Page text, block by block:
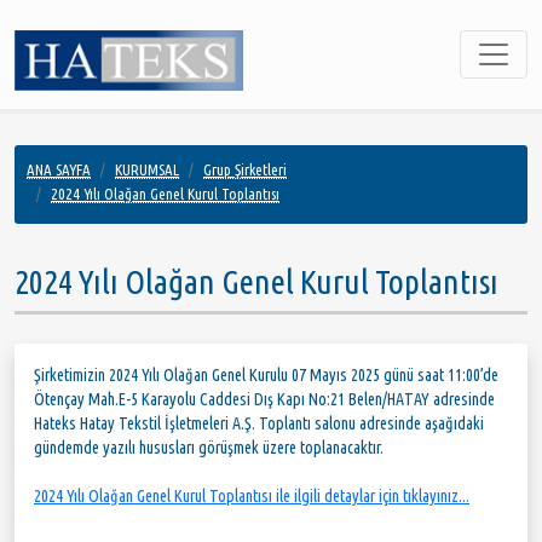
ANA SAYFA KURUMSAL
Grup Şirketleri
2024 Yılı Olağan Genel Kurul Toplantısı
2024 Yılı Olağan Genel Kurul Toplantısı
Şirketimizin 2024 Yılı Olağan Genel Kurulu 07 Mayıs 2025 günü saat 11:00’de
Ötençay Mah.E-5 Karayolu Caddesi Dış Kapı No:21 Belen/HATAY adresinde
Hateks Hatay Tekstil İşletmeleri A.Ş. Toplantı salonu adresinde aşağıdaki
gündemde yazılı hususları görüşmek üzere toplanacaktır.
2024 Yılı Olağan Genel Kurul Toplantısı ile ilgili detaylar için tıklayınız...